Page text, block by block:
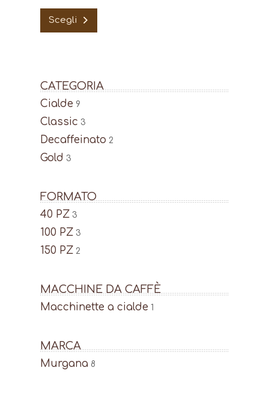
Scegli
Le
CATEGORIA
Cialde 9
Classic 3
Decaffeinato 2
Gold 3
FORMATO
40 PZ 3
100 PZ 3
150 PZ 2
MACCHINE DA CAFFÈ
Macchinette a cialde 1
MARCA
Murgana 8